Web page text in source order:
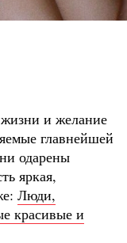
и желание
главнейшей
одарены
яркая,
Люди,
красивые и